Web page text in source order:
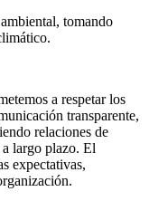
tomando
a respetar los
transparente,
relaciones de
largo plazo. El
expectativas,